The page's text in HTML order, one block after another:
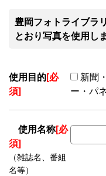
豊岡フォトライブラ
とおり写真を使用し
使用目的[必
須]
新聞
ー・パ
使用名称[必
須]
（雑誌名、番組
名等）